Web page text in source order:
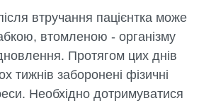
втручання пацієнтка може
втомленою - організму
Протягом цих днів
тижнів заборонені фізичні
Необхідно дотримуватися